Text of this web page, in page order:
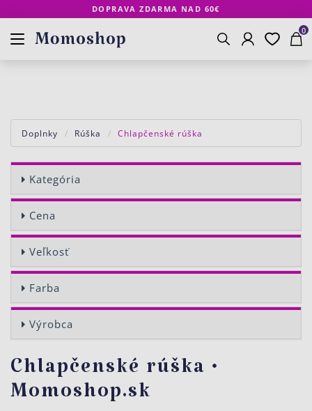
DOPRAVA ZDARMA NAD 60€
Vyhľadávanie
Košík
0
Obľúbené
Doplnky Rúška Chlapčenské rúška
Kategória
Cena
Veľkosť
Farba
Výrobca
Chlapčenské rúška •
Momoshop.sk